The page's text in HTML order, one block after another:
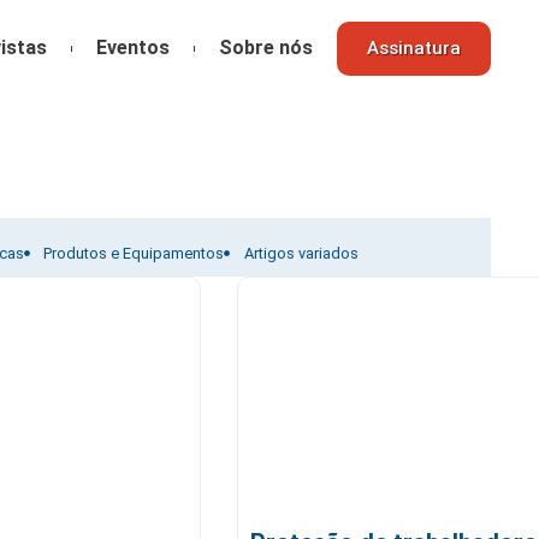
Eventos Sobre nós Assinatura
Produtos e Equipamentos Artigos variados